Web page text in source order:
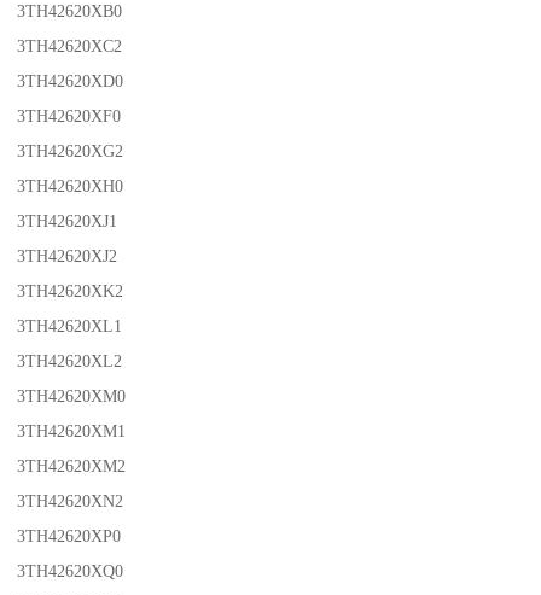
3TH42620XB0
3TH42620XC2
3TH42620XD0
3TH42620XF0
3TH42620XG2
3TH42620XH0
3TH42620XJ1
3TH42620XJ2
3TH42620XK2
3TH42620XL1
3TH42620XL2
3TH42620XM0
3TH42620XM1
3TH42620XM2
3TH42620XN2
3TH42620XP0
3TH42620XQ0